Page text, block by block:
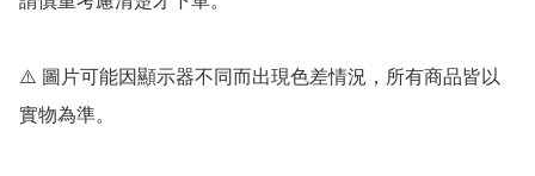
⚠️ 圖片可能因顯示器不同而出現色差情況，所有商品皆以
實物為準。